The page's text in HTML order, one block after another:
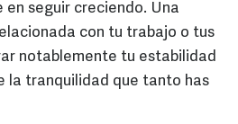
seguir creciendo. Una
con tu trabajo o tus
notablemente tu estabilidad
la tranquilidad que tanto has